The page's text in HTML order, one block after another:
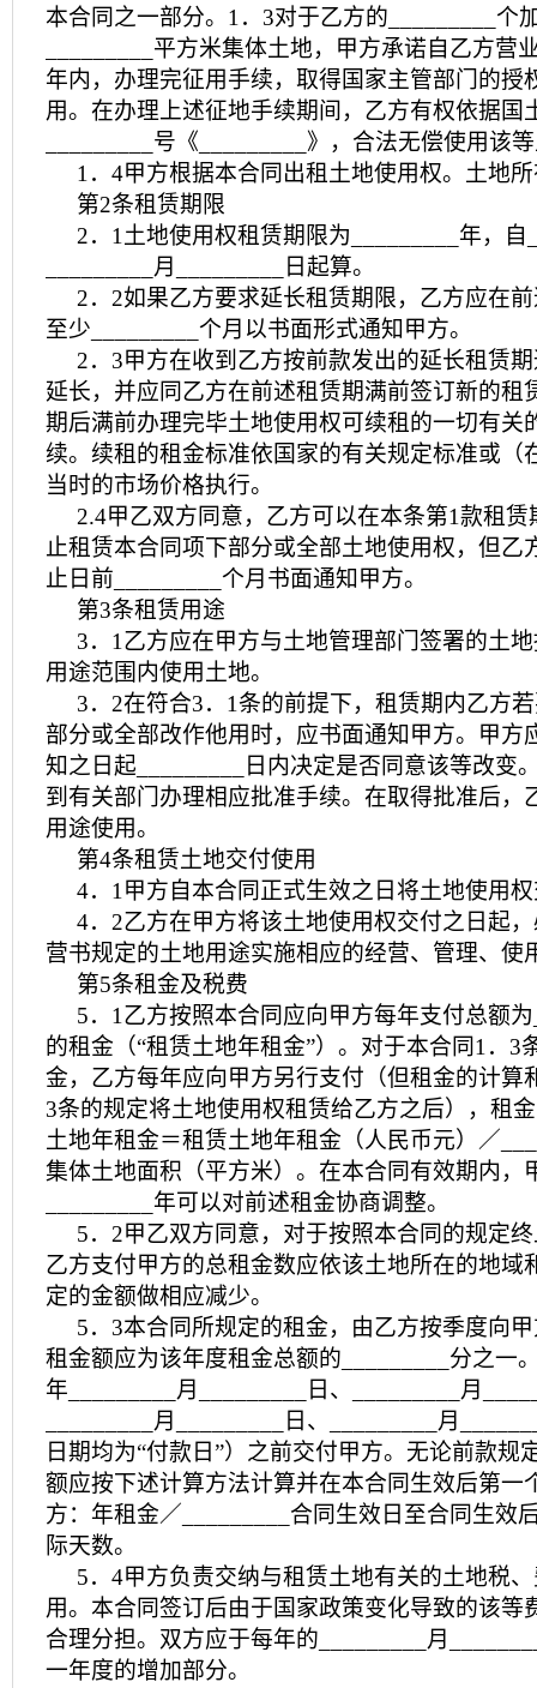
本合同之一部分。1．3对于乙方的_________个
_________平方米集体土地，甲方承诺自乙方营
年内，办理完征用手续，取得国家主管部门的授
用。在办理上述征地手续期间，乙方有权依据国
_________号《_________》，合法无偿使用该
1．4甲方根据本合同出租土地使用权。土地
第2条租赁期限
2．1土地使用权租赁期限为_________年，自
_________月_________日起算。
2．2如果乙方要求延长租赁期限，乙方应在
至少_________个月以书面形式通知甲方。
2．3甲方在收到乙方按前款发出的延长租赁
延长，并应同乙方在前述租赁期满前签订新的租
期后满前办理完毕土地使用权可续租的一切有关
续。续租的租金标准依国家的有关规定标准或（
当时的市场价格执行。
2.4甲乙双方同意，乙方可以在本条第1款租
止租赁本合同项下部分或全部土地使用权，但乙
止日前_________个月书面通知甲方。
第3条租赁用途
3．1乙方应在甲方与土地管理部门签署的土
用途范围内使用土地。
3．2在符合3．1条的前提下，租赁期内乙方
部分或全部改作他用时，应书面通知甲方。甲方
知之日起_________日内决定是否同意该等改变
到有关部门办理相应批准手续。在取得批准后，
用途使用。
第4条租赁土地交付使用
4．1甲方自本合同正式生效之日将土地使用
4．2乙方在甲方将该土地使用权交付之日起
营书规定的土地用途实施相应的经营、管理、使
第5条租金及税费
5．1乙方按照本合同应向甲方每年支付总额
的租金（“租赁土地年租金”）。对于本合同1．3
金，乙方每年应向甲方另行支付（但租金的计算
3条的规定将土地使用权租赁给乙方之后），租
土地年租金＝租赁土地年租金（人民币元）／
集体土地面积（平方米）。在本合同有效期内，
_________年可以对前述租金协商调整。
5．2甲乙双方同意，对于按照本合同的规定
乙方支付甲方的总租金数应依该土地所在的地域
定的金额做相应减少。
5．3本合同所规定的租金，由乙方按季度向
租金额应为该年度租金总额的_________分之一
年_________月_________日、_________月
_________月_________日、_________月
日期均为“付款日”）之前交付甲方。无论前款规
额应按下述计算方法计算并在本合同生效后第一
方：年租金／_________合同生效日至合同生效
际天数。
5．4甲方负责交纳与租赁土地有关的土地税
用。本合同签订后由于国家政策变化导致的该等
合理分担。双方应于每年的_________月
一年度的增加部分。